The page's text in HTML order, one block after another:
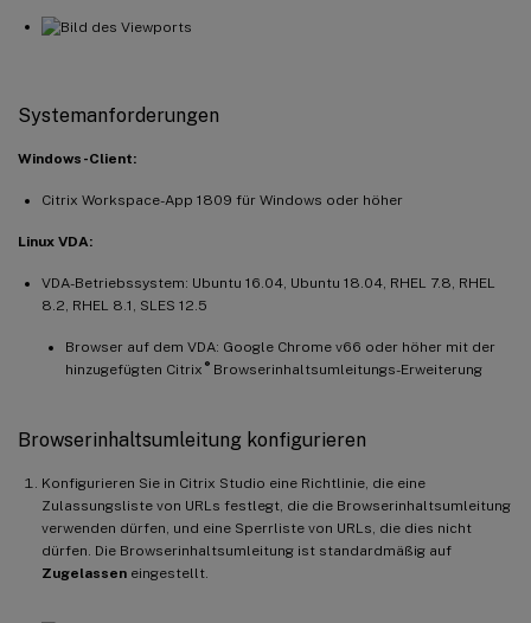
Systemanforderungen
Windows-Client:
Citrix Workspace-App 1809 für Windows oder höher
Linux VDA:
VDA-Betriebssystem: Ubuntu 16.04, Ubuntu 18.04, RHEL 7.8, RHEL
8.2, RHEL 8.1, SLES 12.5
Browser auf dem VDA: Google Chrome v66 oder höher mit der
hinzugefügten Citrix ®Browserinhaltsumleitungs-Erweiterung
Browserinhaltsumleitung konfigurieren
Konfigurieren Sie in Citrix Studio eine Richtlinie, die eine
Zulassungsliste von URLs festlegt, die die Browserinhaltsumleitung
verwenden dürfen, und eine Sperrliste von URLs, die dies nicht
dürfen. Die Browserinhaltsumleitung ist standardmäßig auf
Zugelassen eingestellt.